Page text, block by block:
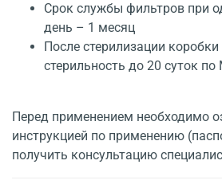
Срок службы фильтров при
день – 1 месяц
После стерилизации
стерильность до 20 суток
Перед применением необходимо
инструкцией по применению
получить консультацию